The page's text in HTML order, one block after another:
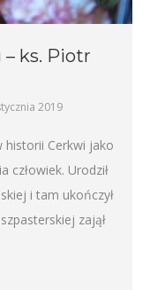
ks. Piotr
2019
historii Cerkwi jako
człowiek. Urodził
i tam ukończył
zajął